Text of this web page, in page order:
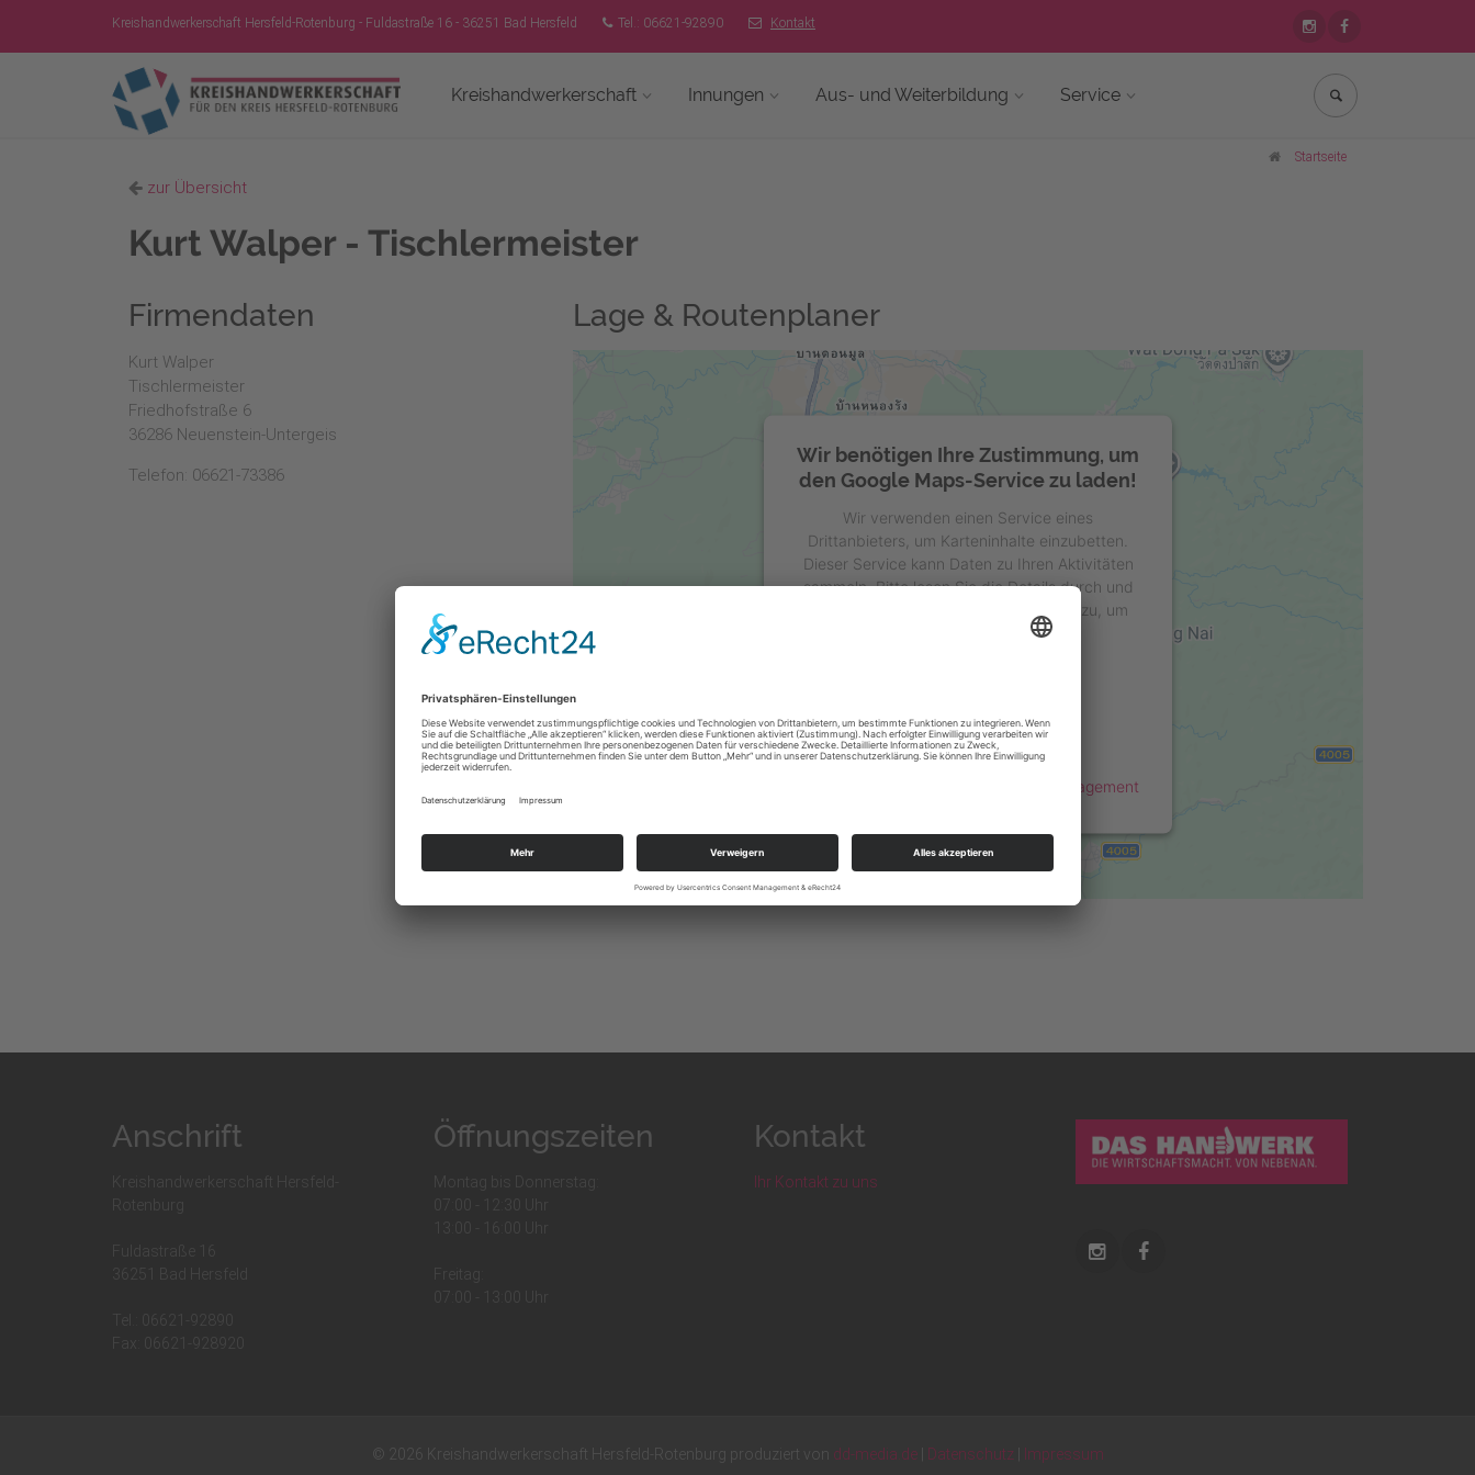
Kreishandwerkerschaft Hersfeld-Rotenburg - Fuldastraße 16 - 36251 Bad Hersfeld Tel.: 06621-92890 Kontakt
Kreishandwerkerschaft Innungen Aus- und Weiterbildung Service
Startseite
zur Übersicht
Kurt Walper - Tischlermeister
Firmendaten
Kurt Walper
Tischlermeister
Friedhofstraße 6
36286 Neuenstein-Untergeis
Telefon: 06621-73386
Lage & Routenplaner
Wir benötigen Ihre Zustimmung, um
den Google Maps-Service zu laden!
Wir verwenden einen Service eines
Drittanbieters, um Karteninhalte einzubetten.
Dieser Service kann Daten zu Ihren Aktivitäten
sammeln. Bitte lesen Sie die Details durch und
stimmen Sie der Nutzung des Service zu, um
diese Karte anzuzeigen.
Akzeptieren
Usercentrics Consent Management
Anschrift
Kreishandwerkerschaft Hersfeld-
Rotenburg
Fuldastraße 16
36251 Bad Hersfeld
Tel.: 06621-92890
Fax: 06621-928920
Öffnungszeiten
Montag bis Donnerstag:
07:00 - 12:30 Uhr
13:00 - 16:00 Uhr
Freitag:
07:00 - 13:00 Uhr
Kontakt
Ihr Kontakt zu uns
© 2026 Kreishandwerkerschaft Hersfeld-Rotenburg produziert von dd-media.de| Datenschutz Impressum